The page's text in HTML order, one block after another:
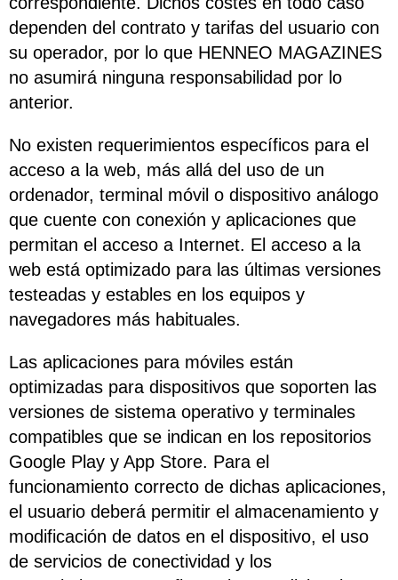
dependen del contrato y tarifas del usuario con
su operador, por lo que HENNEO MAGAZINES
no asumirá ninguna responsabilidad por lo
anterior.
No existen requerimientos específicos para el
acceso a la web, más allá del uso de un
ordenador, terminal móvil o dispositivo análogo
que cuente con conexión y aplicaciones que
permitan el acceso a Internet. El acceso a la
web está optimizado para las últimas versiones
testeadas y estables en los equipos y
navegadores más habituales.
Las aplicaciones para móviles están
optimizadas para dispositivos que soporten las
versiones de sistema operativo y terminales
compatibles que se indican en los repositorios
Google Play y App Store. Para el
funcionamiento correcto de dichas aplicaciones,
el usuario deberá permitir el almacenamiento y
modificación de datos en el dispositivo, el uso
de servicios de conectividad y los